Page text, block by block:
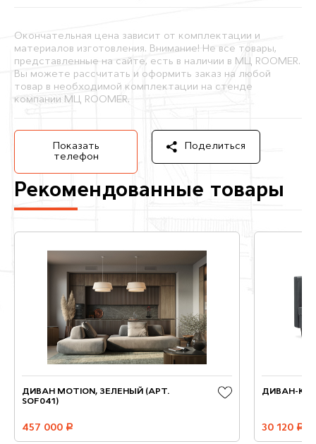
Окончательная цена зависит от комплектации и
материалов изготовления. Внимание! Не все товары,
представленные на сайте, есть в наличии в МЦ ROOMER.
Вы можете рассчитать и оформить заказ на любой
товар в необходимой комплектации на стенде
компании МЦ ROOMER.
Показать
телефон
Поделиться
Рекомендованные товары
ДИВАН MOTION, ЗЕЛЕНЫЙ (АРТ.
SOF041)
457 000 руб.
ДИВАН-
30 120 руб.